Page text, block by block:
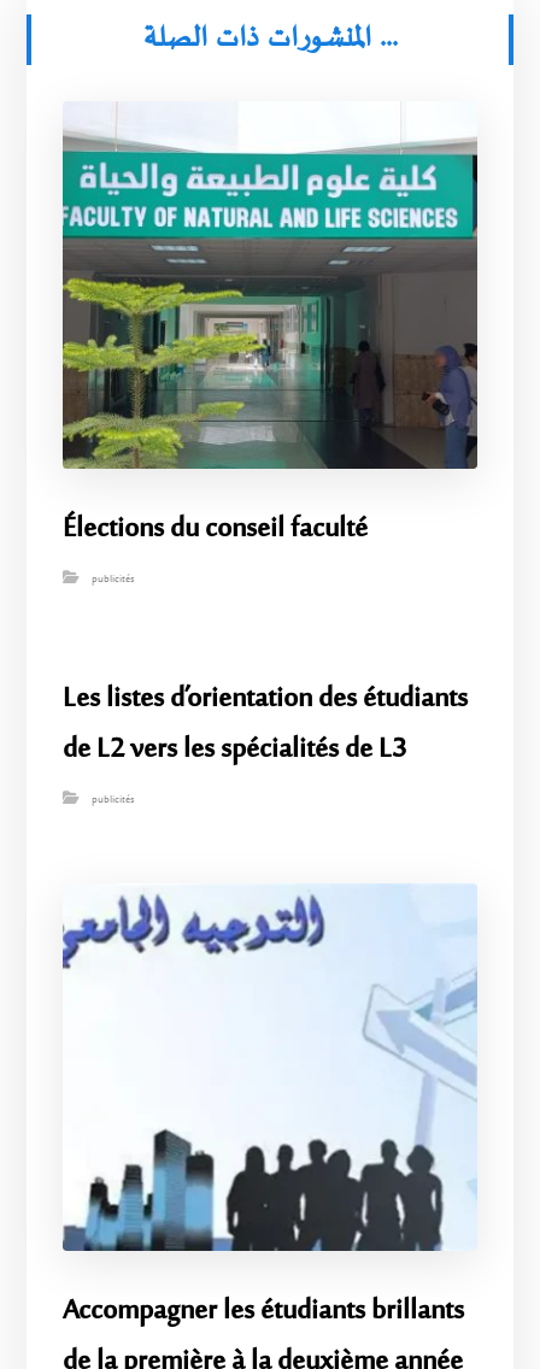
المنشورات ذات الصلة ...
Élections du conseil faculté
publicités
Les listes d’orientation des étudiants
de L2 vers les spécialités de L3
publicités
Accompagner les étudiants brillants